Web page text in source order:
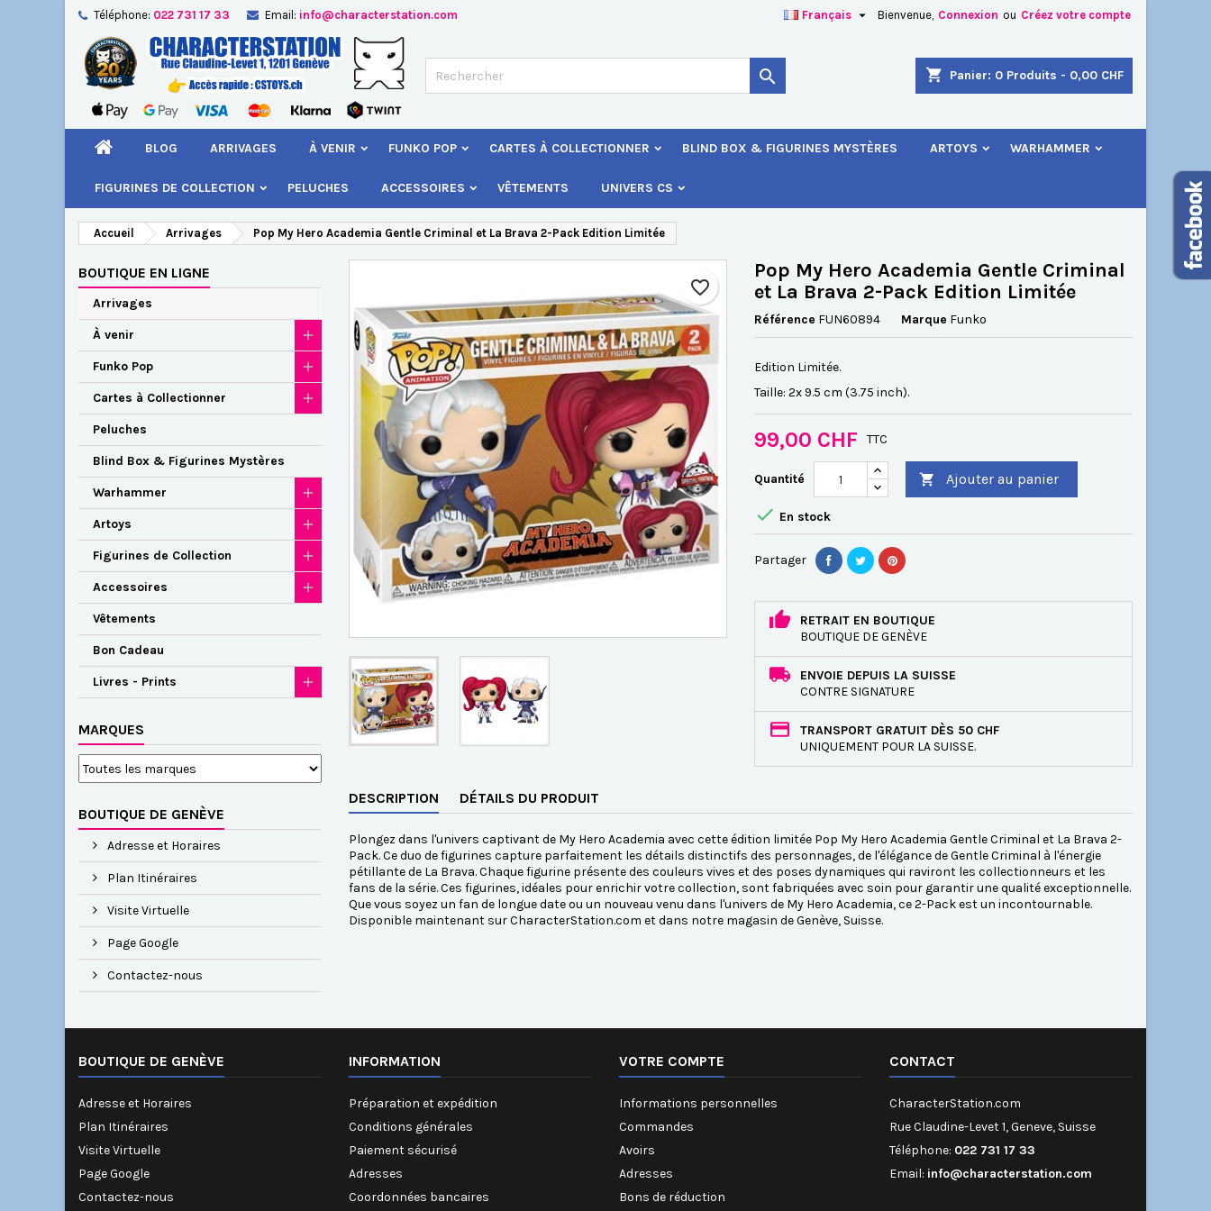
Téléphone: 022 731 17 33 Email: info@characterstation.com Bienvenue, Connexion ou Créez votre compte
Français 
shopping_cart Panier: 0 Produits - 0,00 CHF

BLOG ARRIVAGES À VENIR FUNKO POP CARTES À COLLECTIONNER BLIND BOX & FIGURINES MYSTÈRES ARTOYS WARHAMMER
FIGURINES DE COLLECTION PELUCHES ACCESSOIRES VÊTEMENTS UNIVERS CS
Accueil Arrivages Pop My Hero Academia Gentle Criminal et La Brava 2-Pack Edition Limitée
BOUTIQUE EN LIGNE
Arrivages
À venir
Funko Pop
Cartes à Collectionner
Peluches
Blind Box & Figurines Mystères
Warhammer
Artoys
Figurines de Collection
Accessoires
Vêtements
Bon Cadeau
Livres - Prints
MARQUES
BOUTIQUE DE GENÈVE
Adresse et Horaires
Plan Itinéraires
Visite Virtuelle
Page Google
Contactez-nous
favorite_border
Pop My Hero Academia Gentle Criminal
et La Brava 2-Pack Edition Limitée
Référence FUN60894 Marque Funko
Edition Limitée.
Taille: 2x 9.5 cm (3.75 inch).
99,00 CHF TTC
Quantité  Ajouter au panier
 En stock
Partager
RETRAIT EN BOUTIQUE
BOUTIQUE DE GENÈVE
ENVOIE DEPUIS LA SUISSE
CONTRE SIGNATURE
TRANSPORT GRATUIT DÈS 50 CHF
UNIQUEMENT POUR LA SUISSE.
DESCRIPTION DÉTAILS DU PRODUIT
Plongez dans l'univers captivant de My Hero Academia avec cette édition limitée Pop My Hero Academia Gentle Criminal et La Brava 2-
Pack. Ce duo de figurines capture parfaitement les détails distinctifs des personnages, de l'élégance de Gentle Criminal à l'énergie
pétillante de La Brava. Chaque figurine présente des couleurs vives et des poses dynamiques qui raviront les collectionneurs et les
fans de la série. Ces figurines, idéales pour enrichir votre collection, sont fabriquées avec soin pour garantir une qualité exceptionnelle.
Que vous soyez un fan de longue date ou un nouveau venu dans l'univers de My Hero Academia, ce 2-Pack est un incontournable.
Disponible maintenant sur CharacterStation.com et dans notre magasin de Genève, Suisse.
BOUTIQUE DE GENÈVE
Adresse et Horaires
Plan Itinéraires
Visite Virtuelle
Page Google
Contactez-nous
INFORMATION
Préparation et expédition
Conditions générales
Paiement sécurisé
Adresses
Coordonnées bancaires
VOTRE COMPTE
Informations personnelles
Commandes
Avoirs
Adresses
Bons de réduction
CONTACT
CharacterStation.com
Rue Claudine-Levet 1, Geneve, Suisse
Téléphone: 022 731 17 33
Email: info@characterstation.com
Ajouter à ma liste d'envies
Créer une nouvelle liste
Créer une liste d'envies
Nom de la liste d'envies
Connexion
Vous devez être connecté pour ajouter des produits à votre liste d'envies.
Annuler Connexion